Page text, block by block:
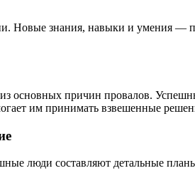
Новые знания, навыки и умения —
основных причин провалов.
им принимать взвешенные
люди составляют детальные